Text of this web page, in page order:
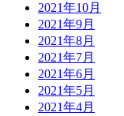
2021年10月
2021年9月
2021年8月
2021年7月
2021年6月
2021年5月
2021年4月